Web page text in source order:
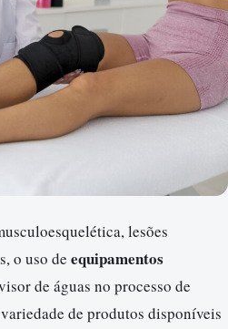
lesões
o uso de equipamentos
de águas no processo de
de produtos disponíveis